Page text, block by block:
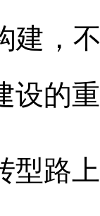
建，
设的
型路